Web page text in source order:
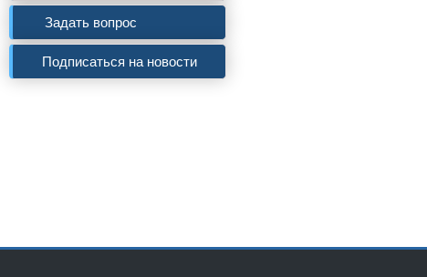
Задать вопрос
Подписаться на новости